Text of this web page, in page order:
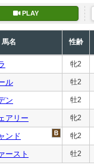
PLAY
馬名 性齢
牝2
ル 牡2
ン 牡2
アリー 牝2
ンド 牝2
ースト 牡2